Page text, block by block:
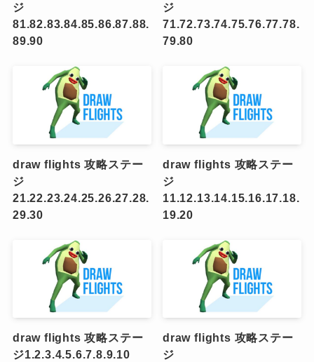
ジ
81.82.83.84.85.86.87.88.
89.90
ジ
71.72.73.74.75.76.77.78.
79.80
draw flights 攻略ステー
ジ
21.22.23.24.25.26.27.28.
29.30
draw flights 攻略ステー
ジ
11.12.13.14.15.16.17.18.
19.20
draw flights 攻略ステー
ジ1.2.3.4.5.6.7.8.9.10
draw flights 攻略ステー
ジ